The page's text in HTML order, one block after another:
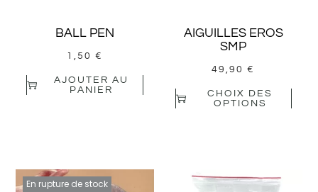
BALL PEN
1,50 €
AJOUTER AU
PANIER
AIGUILLES EROS
SMP
49,90€
CHOIX DES
OPTIONS
En rupture de stock